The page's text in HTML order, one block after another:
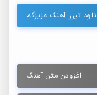
تیزر آهنگ عزیزگم
افزودن متن آهنگ